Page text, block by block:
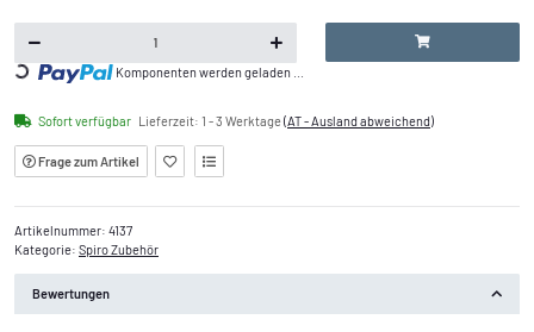
Komponenten werden geladen ...
Sofort verfügbar Lieferzeit: 1 - 3 Werktage(AT - Ausland abweichend)
Frage zum Artikel
Artikelnummer: 4137
Kategorie: Spiro Zubehör
Bewertungen